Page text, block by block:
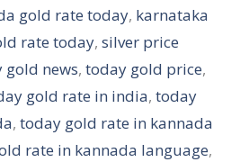
gold rate today, karnataka
rate today, silver price
gold news, today gold price,
gold rate in india, today
, today gold rate in kannada
rate in kannada language,